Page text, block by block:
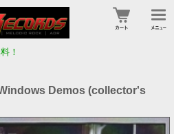
！
Demos (collector's